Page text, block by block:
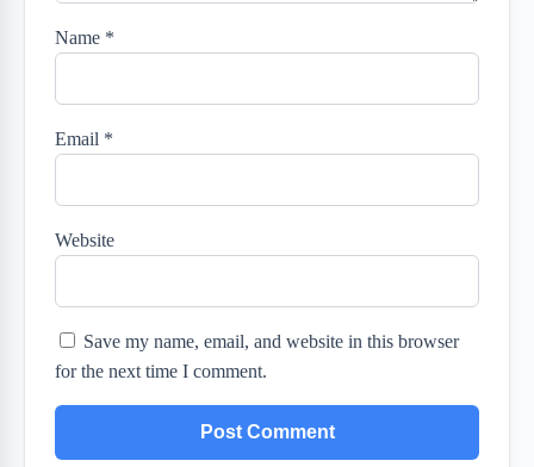
Name *
Email *
Website
Save my name, email, and website in this browser
for the next time I comment.